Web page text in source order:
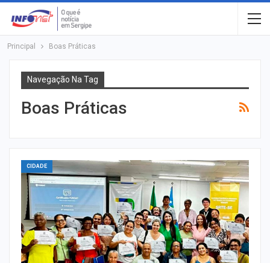
Principal Boas Práticas
Navegação Na Tag
Boas Práticas
CIDADE